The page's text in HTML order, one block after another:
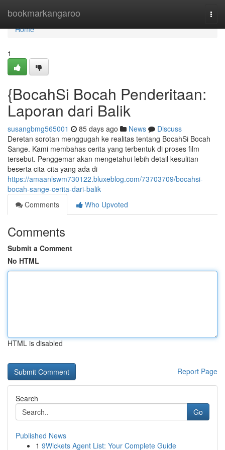
bookmarkangaroo
Home
Home
1
{BocahSi Bocah Penderitaan:
Laporan dari Balik
susangbmg565001 85 days ago News
Discuss
Deretan sorotan menggugah ke realitas tentang BocahSi Bocah
Sange. Kami membahas cerita yang terbentuk di proses film
tersebut. Penggemar akan mengetahui lebih detail kesulitan
beserta cita-cita yang ada di
https://amaanlswm730122.bluxeblog.com/73703709/bocahsi-
bocah-sange-cerita-dari-balik
Comments
Who Upvoted
Comments
Submit a Comment
No HTML
HTML is disabled
Report Page
Search
Go
Published News
1 9Wickets Agent List: Your Complete Guide